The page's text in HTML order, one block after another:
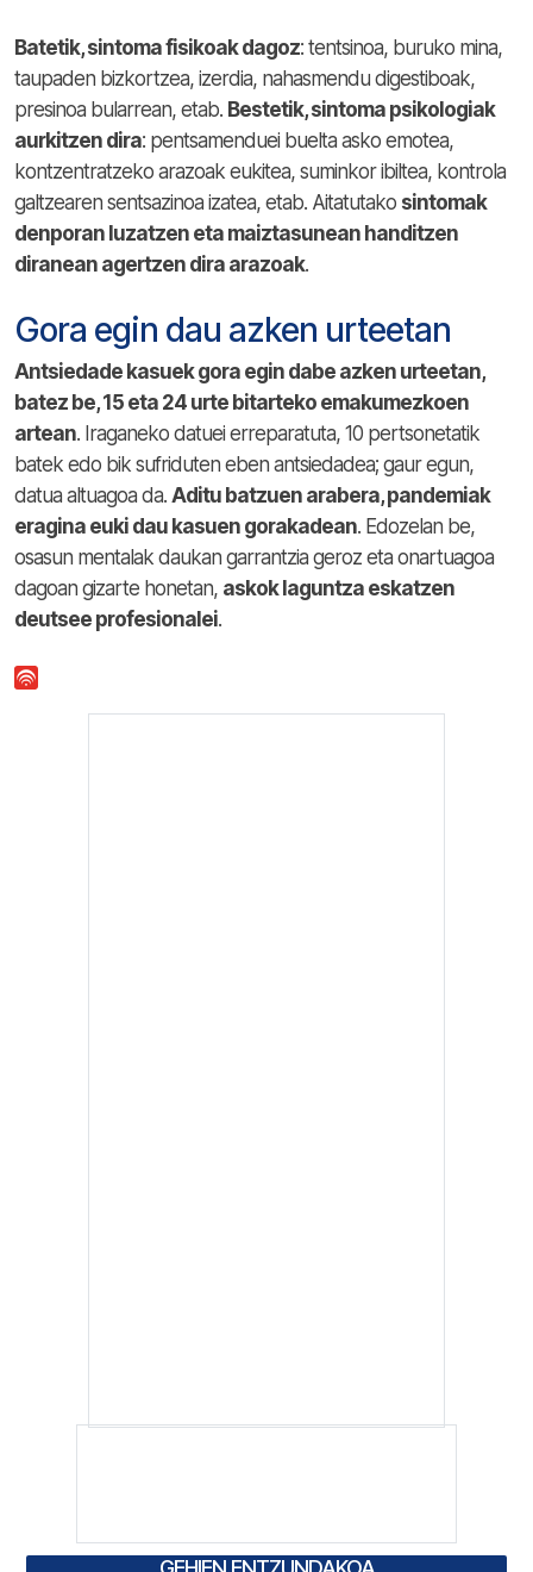
Batetik, sintoma fisikoak dagoz: tentsinoa, buruko mina,
taupaden bizkortzea, izerdia, nahasmendu digestiboak,
presinoa bularrean, etab. Bestetik, sintoma psikologiak
aurkitzen dira: pentsamenduei buelta asko emotea,
kontzentratzeko arazoak eukitea, suminkor ibiltea, kontrola
galtzearen sentsazinoa izatea, etab. Aitatutako sintomak
denporan luzatzen eta maiztasunean handitzen
diranean agertzen dira arazoak.
Gora egin dau azken urteetan
Antsiedade kasuek gora egin dabe azken urteetan,
batez be, 15 eta 24 urte bitarteko emakumezkoen
artean. Iraganeko datuei erreparatuta, 10 pertsonetatik
batek edo bik sufriduten eben antsiedadea; gaur egun,
datua altuagoa da. Aditu batzuen arabera, pandemiak
eragina euki dau kasuen gorakadean. Edozelan be,
osasun mentalak daukan garrantzia geroz eta onartuagoa
dagoan gizarte honetan, askok laguntza eskatzen
deutsee profesionalei.